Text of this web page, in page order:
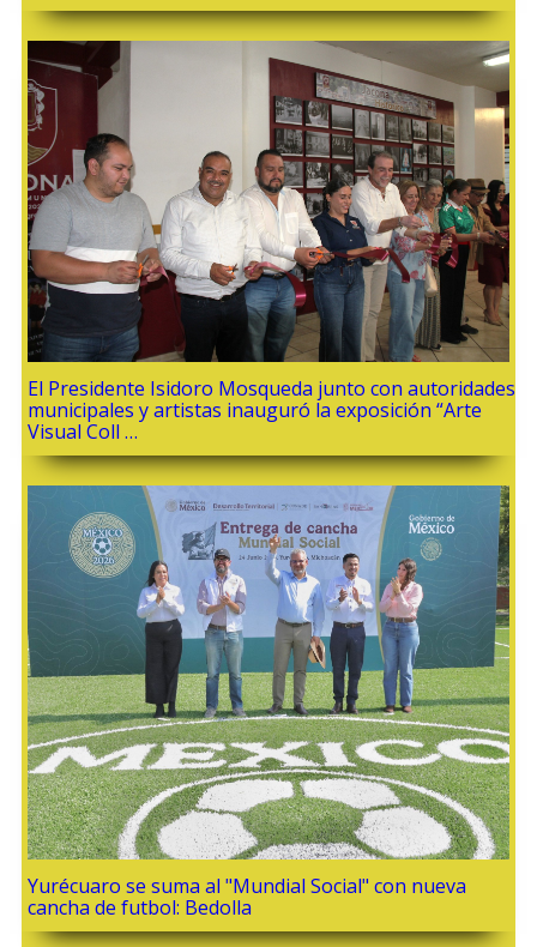
El Presidente Isidoro Mosqueda junto con autoridades
municipales y artistas inauguró la exposición “Arte
Visual Coll …
Yurécuaro se suma al "Mundial Social" con nueva
cancha de futbol: Bedolla